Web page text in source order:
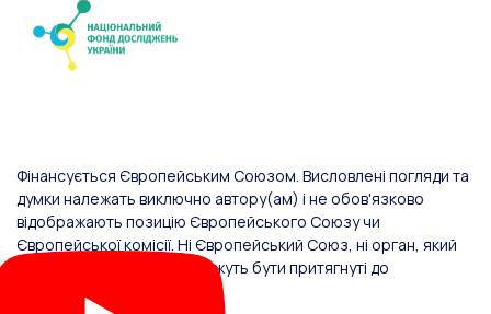
Фінансується Європейським Союзом. Висловлені погляди та
думки належать виключно автору(ам) і не обов'язково
відображають позицію Європейського Союзу чи
Європейської комісії. Ні Європейський Союз, ні орган, який
надав фінансування, не можуть бути притягнуті до